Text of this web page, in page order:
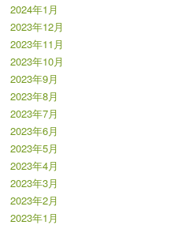
2024年1月
2023年12月
2023年11月
2023年10月
2023年9月
2023年8月
2023年7月
2023年6月
2023年5月
2023年4月
2023年3月
2023年2月
2023年1月